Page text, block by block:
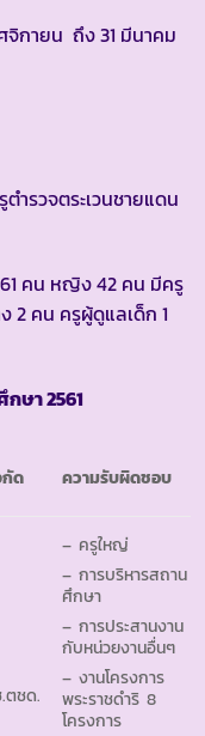
ยน ถึง 31 มีนาคม
รวจตระเวนชายแดน
คน หญิง 42 คน มีครู
2 คน ครูผู้ดูแลเด็ก 1
กษา2561
ด ความรับผิดชอบ
ตชด.
– ครูใหญ่
– การบริหารสถาน
ศึกษา
– การประสานงาน
กับหน่วยงานอื่นๆ
– งานโครงการ
พระราชดำริ 8
โครงการ